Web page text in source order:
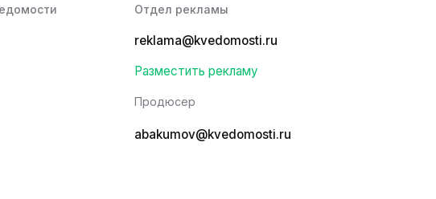
Отдел рекламы
reklama@kvedomosti.ru
Разместить рекламу
Продюсер
abakumov@kvedomosti.ru